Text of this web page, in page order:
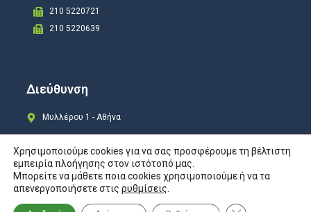
210 5220721
210 5220639
Διεύθυνση
Μυλλέρου 1 - Αθήνα
Copyright © 2024 All rights Reserved. Design byCOSMOTE New Site4U
Προστασία Προσωπικών Δεδομένων
Χρησιμοποιούμε cookies για να σας προσφέρουμε τη βέλτιστη
εμπειρία πλοήγησης στον ιστότοπό μας.
Μπορείτε να μάθετε ποια cookies χρησιμοποιούμε ή να τα
απενεργοποιήσετε στις ρυθμίσεις